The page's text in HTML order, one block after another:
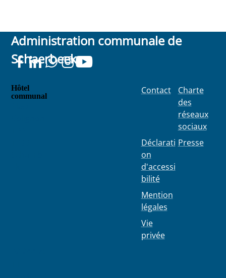
Administration communale de
Schaerbeek
Hôtel
communal
Contact
Déclarati
on
d'accessi
bilité
Mention
légales
Vie
privée
Charte
des
réseaux
sociaux
Presse